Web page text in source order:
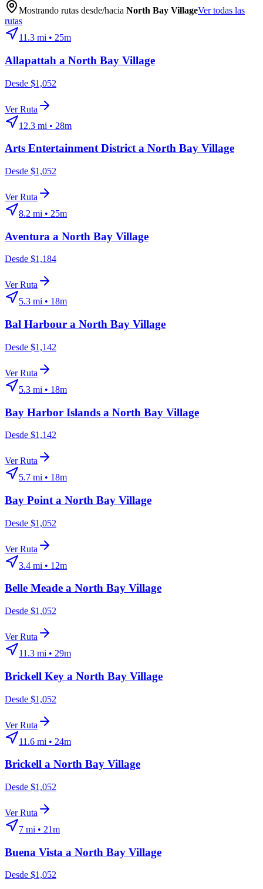
Mostrando rutas desde/hacia North Bay VillageVer todas las
rutas
11.3 mi • 25m
Allapattah a North Bay Village
Desde $1,052
Ver Ruta
12.3 mi • 28m
Arts Entertainment District a North Bay Village
Desde $1,052
Ver Ruta
8.2 mi • 25m
Aventura a North Bay Village
Desde $1,184
Ver Ruta
5.3 mi • 18m
Bal Harbour a North Bay Village
Desde $1,142
Ver Ruta
5.3 mi • 18m
Bay Harbor Islands a North Bay Village
Desde $1,142
Ver Ruta
5.7 mi • 18m
Bay Point a North Bay Village
Desde $1,052
Ver Ruta
3.4 mi • 12m
Belle Meade a North Bay Village
Desde $1,052
Ver Ruta
11.3 mi • 29m
Brickell Key a North Bay Village
Desde $1,052
Ver Ruta
11.6 mi • 24m
Brickell a North Bay Village
Desde $1,052
Ver Ruta
7 mi • 21m
Buena Vista a North Bay Village
Desde $1,052